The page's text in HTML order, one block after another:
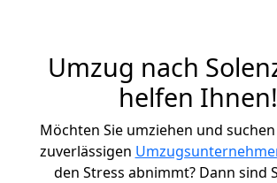
Umzug nach
helfen Ihnen!
Möchten Sie umziehen und
zuverlässigen
den Stress abnimmt? Dann sind